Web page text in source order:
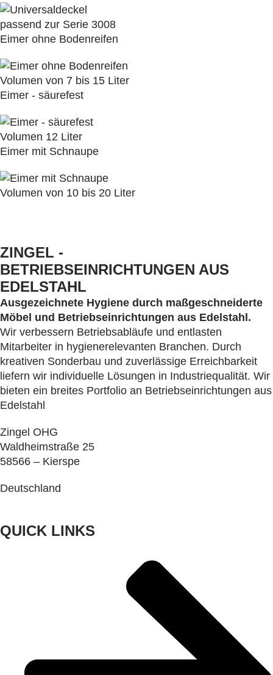
passend zur Serie 3008
Eimer ohne Bodenreifen
Volumen von 7 bis 15 Liter
Eimer - säurefest
Volumen 12 Liter
Eimer mit Schnaupe
Volumen von 10 bis 20 Liter
ZINGEL -
BETRIEBSEINRICHTUNGEN AUS
EDELSTAHL
Ausgezeichnete Hygiene durch maßgeschneiderte
Möbel und Betriebseinrichtungen aus Edelstahl.
Wir verbessern Betriebsabläufe und entlasten
Mitarbeiter in hygienerelevanten Branchen. Durch
kreativen Sonderbau und zuverlässige Erreichbarkeit
liefern wir individuelle Lösungen in Industriequalität. Wir
bieten ein breites Portfolio an Betriebseinrichtungen aus
Edelstahl
Zingel OHG
Waldheimstraße 25
58566 – Kierspe
Deutschland
QUICK LINKS